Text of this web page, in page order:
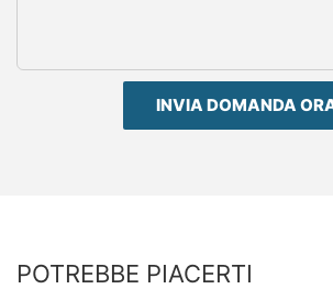
INVIA DOMANDA
POTREBBE PIACERTI